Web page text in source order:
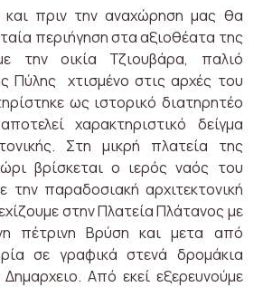
πριν την αναχώρηση μας θα
περιήγηση στα αξιοθέατα της
την οικία Τζιουβάρα, παλιό
Πύλης χτισμένο στις αρχές του
ως ιστορικό διατηρητέο
χαρακτηριστικό δείγμα
Στη μικρή πλατεία της
βρίσκεται ο ιερός ναός του
την παραδοσιακή αρχιτεκτονική
στην Πλατεία Πλάτανος με
πέτρινη Βρύση και μετα από
σε γραφικά στενά δρομάκια
Από εκεί εξερευνούμε